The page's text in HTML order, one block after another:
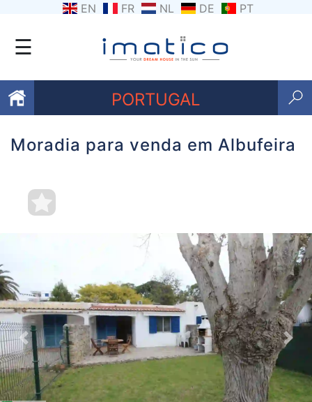
EN FR NL DE PT
☰
PORTUGAL
Favoritos
nós
Termos
e
Condições
Testemunhos
Assessoria
Moradia para venda em Albufeira
Previous Next